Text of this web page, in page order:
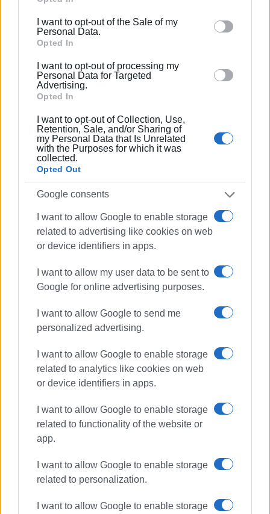
behaviour. You may click to grant or deny consent to
Google and its third-party tags to use your data for
section.
I want to opt-out of the Sale of my
Personal Data.
Opted In
I want to opt-out of processing my
Personal Data for Targeted
Advertising.
Opted In
I want to opt-out of Collection, Use,
Retention, Sale, and/or Sharing of
my Personal Data that Is Unrelated
with the Purposes for which it was
collected.
Opted Out
Google consents
I want to allow Google to enable storage
related to advertising like cookies on web
or device identifiers in apps.
I want to allow my user data to be sent to
Google for online advertising purposes.
I want to allow Google to send me
personalized advertising.
I want to allow Google to enable storage
related to analytics like cookies on web
or device identifiers in apps.
I want to allow Google to enable storage
related to functionality of the website or
app.
I want to allow Google to enable storage
related to personalization.
I want to allow Google to enable storage
Ακολουθήστε το enimerosi στο
Συνδρομητές στο e-paper